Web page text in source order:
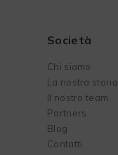
Società
Chi siamo
La nostra storia
Il nostro team
Partners
Blog
Contatti